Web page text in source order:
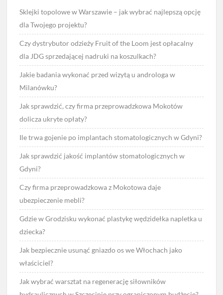
Sklejki topolowe w Warszawie – jak wybrać najlepszą opcję
dla Twojego projektu?
Czy dystrybutor odzieży Fruit of the Loom jest opłacalny
dla JDG sprzedającej nadruki na koszulkach?
Jakie badania wykonać przed wizytą u androloga w
Milanówku?
Jak sprawdzić, czy firma przeprowadzkowa Mokotów
dolicza ukryte opłaty?
Ile trwa gojenie po implantach stomatologicznych w Gdyni?
Jak sprawdzić jakość implantów stomatologicznych w
Gdyni?
Czy firma przeprowadzkowa z Mokotowa daje
ubezpieczenie mebli?
Gdzie w Grodzisku wykonać plastykę wędzidełka napletka u
dziecka?
Jak bezpiecznie usunąć gniazdo os we Włochach jako
właściciel?
Jak wybrać warsztat na regenerację siłowników